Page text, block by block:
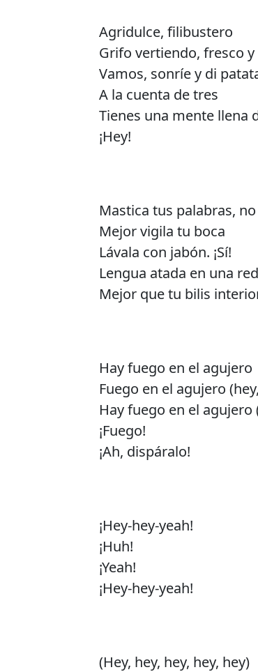
Agridulce, filibustero
Grifo vertiendo, fresco
Vamos, sonríe y di
A la cuenta de tres
Tienes una mente llena
¡Hey!
Mastica tus palabras,
Mejor vigila tu boca
Lávala con jabón. ¡Sí!
Lengua atada en una
Mejor que tu bilis
Hay fuego en el agujero
Fuego en el agujero
Hay fuego en el agujero
¡Fuego!
¡Ah, dispáralo!
¡Hey-hey-yeah!
¡Huh!
¡Yeah!
¡Hey-hey-yeah!
(Hey, hey, hey, hey, hey)